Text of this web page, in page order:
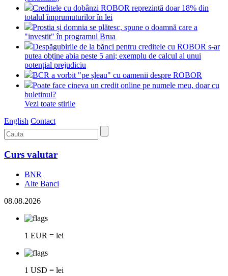
Creditele cu dobânzi ROBOR reprezintă doar 18% din
totalul împrumuturilor în lei
Prostia și domnia se plătesc, spune o doamnă care a
"investit" în programul Brua
Despăgubirile de la bănci pentru creditele cu ROBOR s-ar
putea obține abia peste 5 ani; exemplu de calcul al unui
potențial prejudiciu
BCR a vorbit "pe șleau" cu oamenii despre ROBOR
Poate face cineva un credit online pe numele meu, doar cu
buletinul?
Vezi toate stirile
English Contact
Curs valutar
BNR
Alte Banci
08.08.2026
1 EUR = lei
1 USD = lei